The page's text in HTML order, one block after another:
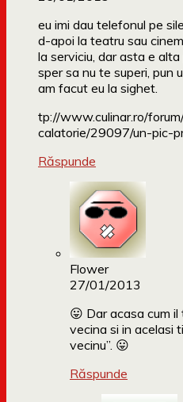
eu imi dau telefonul pe
d-apoi la teatru sau
la serviciu, dar asta e alta
sper sa nu te superi, pun
am facut eu la sighet.
tp://www.culinar.ro/
calatorie/29097/un-pic-
Răspunde
Flower
27/01/2013
😛 Dar acasa cum
vecina si in acelasi
vecinu”. 😛
Răspunde